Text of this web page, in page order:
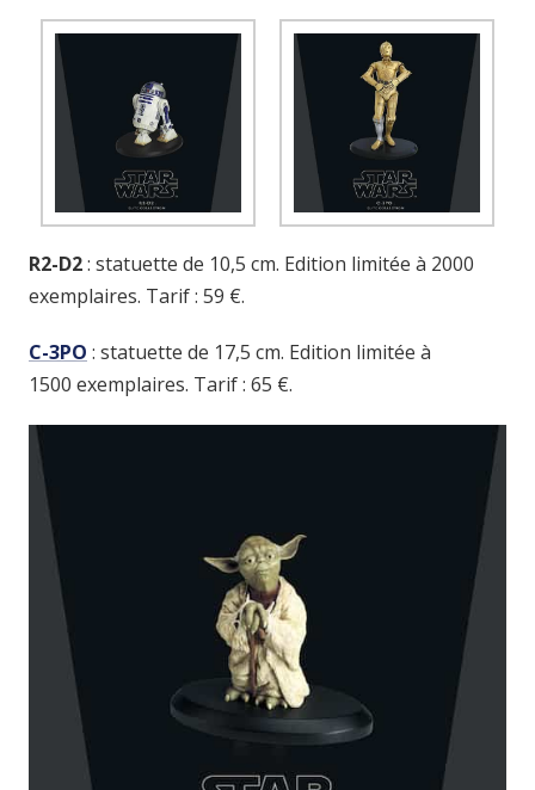
R2-D2: statuette de 10,5 cm. Edition limitée à 2000
exemplaires. Tarif : 59 €.
C-3PO : statuette de 17,5 cm. Edition limitée à
1500 exemplaires. Tarif : 65 €.